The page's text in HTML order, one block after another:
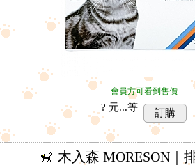
會員方可看到售價
? 元...等 訂購
木入森 MORESON｜